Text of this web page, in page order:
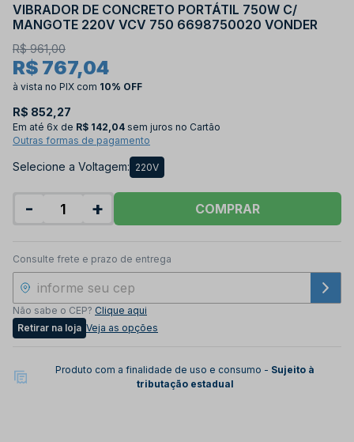
VIBRADOR DE CONCRETO PORTÁTIL 750W C/
MANGOTE 220V VCV 750 6698750020 VONDER
R$ 961,00
R$ 767,04
à vista no PIX com 10% OFF
R$ 852,27
Em até 6x de R$ 142,04 sem juros no Cartão
Outras formas de pagamento
Selecione a Voltagem: 220V
- + COMPRAR
Consulte frete e prazo de entrega
Não sabe o CEP? Clique aqui
Retirar na loja Veja as opções
Produto com a finalidade de uso e consumo - Sujeito à
tributação estadual